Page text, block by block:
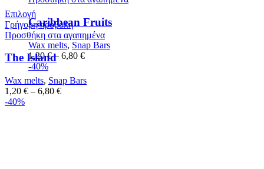
Caribbean Fruits
Wax melts, Snap Bars
1,20€– 6,80 €
-40%
Επιλογή
Γρήγορη προβολή
Προσθήκη στα αγαπημένα
The Island
Wax melts, Snap Bars
1,20 € – 6,80 €
-40%